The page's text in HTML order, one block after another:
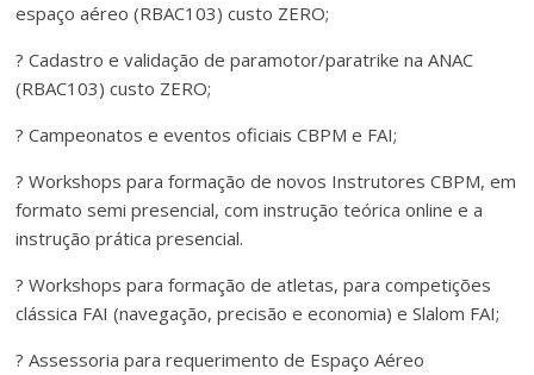
espaço aéreo (RBAC103) custo ZERO;
? Cadastro e validação de paramotor/paratrike na ANAC
(RBAC103) custo ZERO;
? Campeonatos e eventos oficiais CBPM e FAI;
? Workshops para formação de novos Instrutores CBPM, em
formato semi presencial, com instrução teórica online e a
instrução prática presencial.
? Workshops para formação de atletas, para competições
clássica FAI (navegação, precisão e economia) e Slalom FAI;
? Assessoria para requerimento de Espaço Aéreo